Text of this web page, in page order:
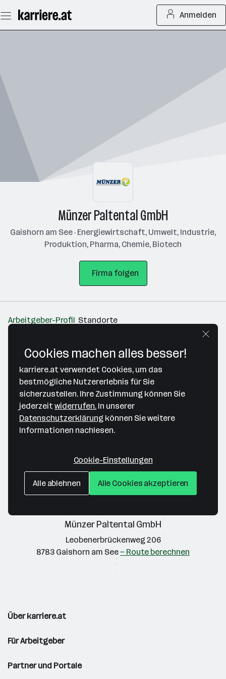
Seiteninhalt
springen
Anmelden
Münzer Paltental GmbH
Gaishorn am See · Energiewirtschaft, Umwelt, Industrie,
Produktion, Pharma, Chemie, Biotech
Firma folgen
Arbeitgeber-Profil Standorte
Bitte stimme unseren Cookie-
Richtlinien zu, um diese Karte
anzuzeigen.
Münzer Paltental GmbH
Leobenerbrückenweg 206
8783 Gaishorn am See— Route berechnen
Über karriere.at
Für Arbeitgeber
Partner und Portale
Cookies machen alles besser!
karriere.at verwendet Cookies, um das
bestmögliche Nutzererlebnis für Sie
sicherzustellen. Ihre Zustimmung können Sie
jederzeitwiderrufen. In unserer
Datenschutzerklärung können Sie weitere
Informationen nachlesen.
Cookie-Einstellungen
Alle ablehnen Alle Cookies akzeptieren